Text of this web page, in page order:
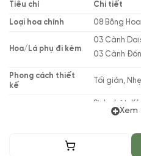
Tiêu chí Chi tiết
Loại hoa chính 08 Bông
Hoa/Lá phụ đi kèm
03 Cành
03 Cành
Phong cách thiết
kế
Tối giản,
Sinh nhật, Kỷ
ThươngXem
Thêm vào giỏ